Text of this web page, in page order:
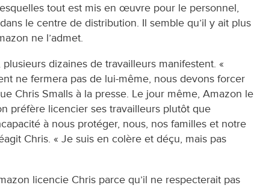
tout est mis en œuvre pour le personnel,
le centre de distribution. Il semble qu’il y ait plus
ne l’admet.
dizaines de travailleurs manifestent. «
ne fermera pas de lui-même, nous devons forcer
Chris Smalls à la presse. Le jour même, Amazon le
préfère licencier ses travailleurs plutôt que
à nous protéger, nous, nos familles et notre
Chris. « Je suis en colère et déçu, mais pas
licencie Chris parce qu’il ne respecterait pas